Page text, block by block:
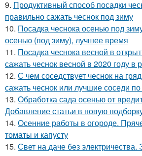
9. Продуктивный способ посадки
правильно сажать чеснок под зиму
10. Посадка чеснока осенью под
осенью (под зиму), лучшее время
11. Посадка чеснока весной в
сажать чеснок весной в 2020 году в
12. С чем соседствует чеснок на
сажать чеснок или лучшие соседи по
13. Обработка сада осенью от
Добавление статьи в новую
14. Осенние работы в огороде.
томаты и капусту
15. Свет на даче без электричества.